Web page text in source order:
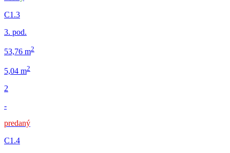
C1.3
3. pod.
53,76 m2
5,04 m2
2
-
predaný
C1.4